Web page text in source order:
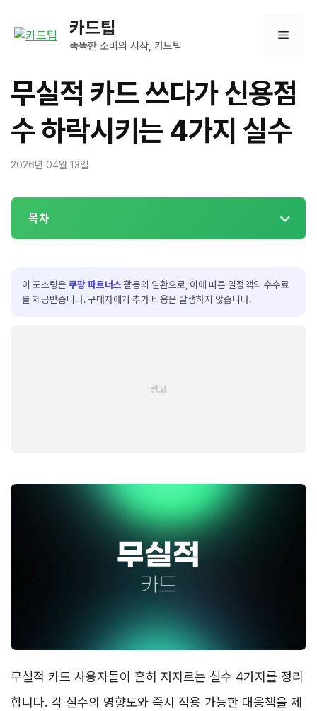
카드팁
똑똑한 소비의 시작, 카드팁
메
뉴
무실적 카드 쓰다가 신용점
수 하락시키는 4가지 실수
2026년 04월 13일
목차
이 포스팅은 쿠팡 파트너스 활동의 일환으로, 이에 따른 일정액의 수수료
를 제공받습니다. 구매자에게 추가 비용은 발생하지 않습니다.
무실적 카드 사용자들이 흔히 저지르는 실수 4가지를 정리
합니다. 각 실수의 영향도와 즉시 적용 가능한 대응책을 제